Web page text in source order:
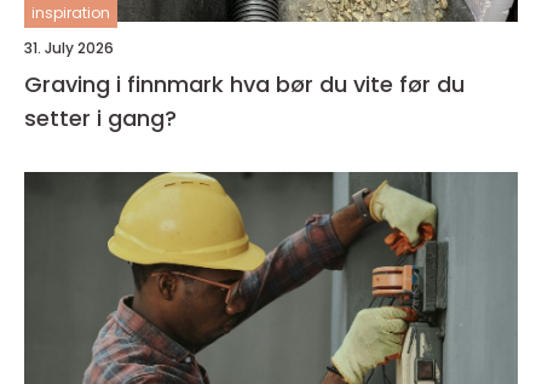
inspiration
31. July 2026
Graving i finnmark hva bør du vite før du
setter i gang?